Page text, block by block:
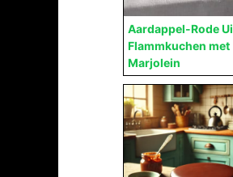
Aardappel-Rode Ui
Flammkuchen met
Marjolein